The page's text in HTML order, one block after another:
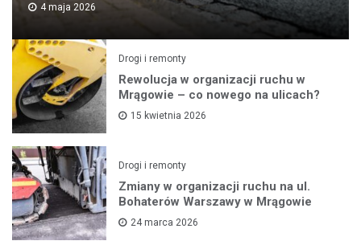
4 maja 2026
Drogi i remonty
Rewolucja w organizacji ruchu w
Mrągowie – co nowego na ulicach?
15 kwietnia 2026
Drogi i remonty
Zmiany w organizacji ruchu na ul.
Bohaterów Warszawy w Mrągowie
24 marca 2026